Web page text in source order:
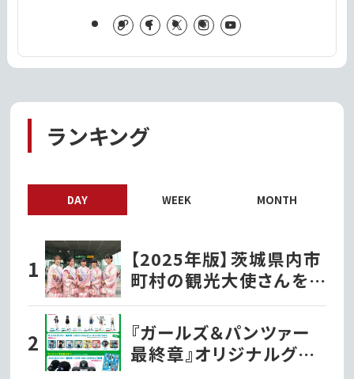
ランキング
DAY WEEK MONTH
【2025年版】茨城県内市
町村の観光大使さんを
紹介！
『ガールズ＆パンツァー
最終章』オリジナルグッ